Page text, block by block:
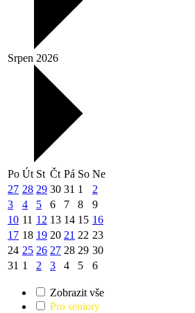
Srpen 2026
Po Út St Čt Pá So Ne
27 28 29 30 31 1
2
3
4 5 6 7 8
9
10 11 12 13 14 15 16
17 18 19 20 21 22 23
24 25 26 27 28 29 30
31 1 2 3 4 5 6
Zobrazit vše
Pro seniory